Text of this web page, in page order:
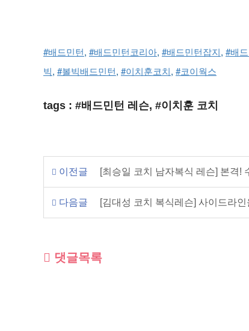
#배드민턴, #배드민턴코리아, #배드민턴잡지, #배
빅, #볼빅배드민턴, #이치훈코치, #코이웍스
tags : #배드민턴 레슨, #이치훈 코치
이전글 [최승일 코치 남자복식 레슨] 본격!
다음글 [김대성 코치 복식레슨] 사이드라
댓글목록